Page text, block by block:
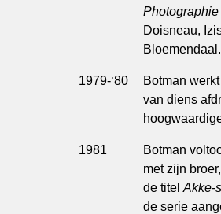
Photographie
Doisneau,
Bloemendaal.
1979-‘80
Botman
van diens
1981
Botman
met zijn
de titel Akke-
de serie